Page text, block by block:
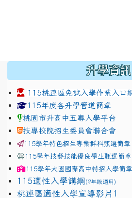
升學資訊
115桃連區免試入學作業入口
link to https://
115年度各升學管道簡章
桃園市升高中五專入學平台
技專校院招生委員會聯合會
115學年特色招生專業群科甄選簡章
115學年技藝技能優良學生甄選簡章
115學年大園國際高中特招入學簡章
115適性入學講綱 (9年級適用)
link to https://
桃連區適性入學宣導影片1